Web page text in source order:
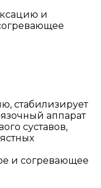
и
стабилизирует
аппарат
суставов,
и согревающее